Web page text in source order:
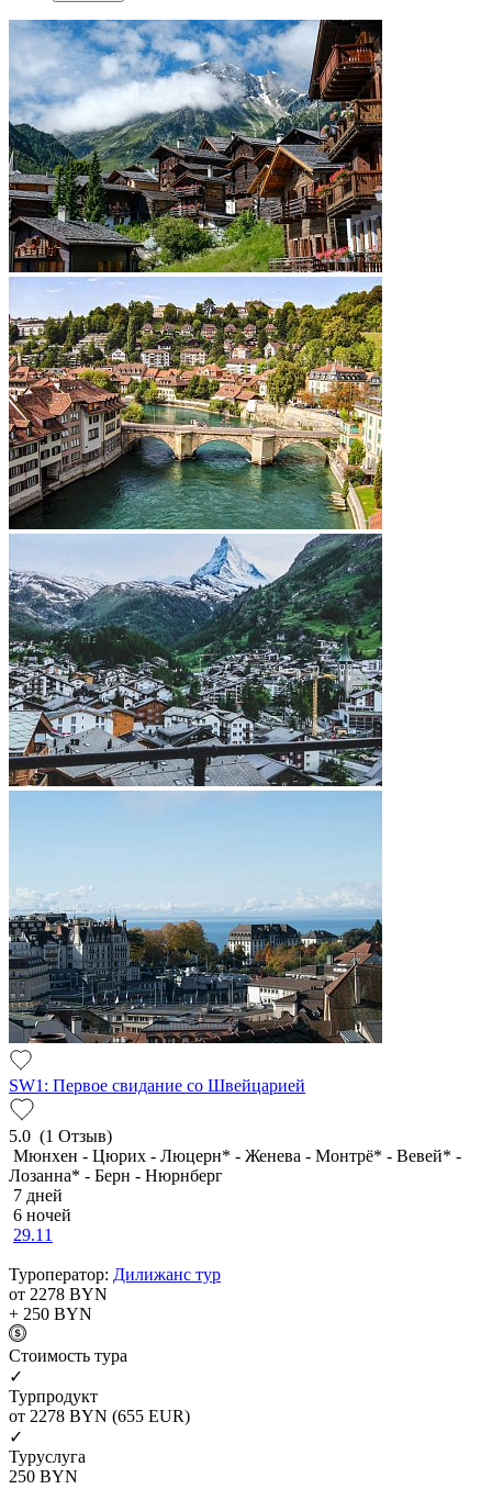
SW1: Первое свидание со Швейцарией
5.0 (1 Отзыв)
Мюнхен - Цюрих - Люцерн* - Женева - Монтрё* - Вевей* -
Лозанна* - Берн - Нюрнберг
7 дней
6 ночей
29.11
Туроператор: Дилижанс тур
от 2278 BYN
+ 250 BYN
Cтоимость тура
✓
Турпродукт
от 2278 BYN (655 EUR)
✓
Туруслуга
250 BYN